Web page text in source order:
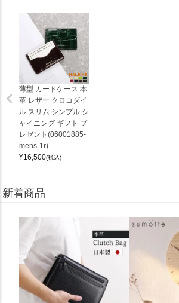
薄型 カードケース 本
革 レザー クロコダイ
ル スリム シンプル シ
ャイニング ギフト プ
レゼント(06001885-
mens-1r)
¥16,500(税込)
新着商品